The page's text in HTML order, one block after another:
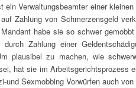
ein Verwaltungsbeamter einer
Zahlung von Schmerzensgeld
habe sie so schwer
durch Zahlung einer
plausibel zu machen, wie
hat sie im Arbeitsgerichtsprozess
und Sexmobbing Vorwürfen auch